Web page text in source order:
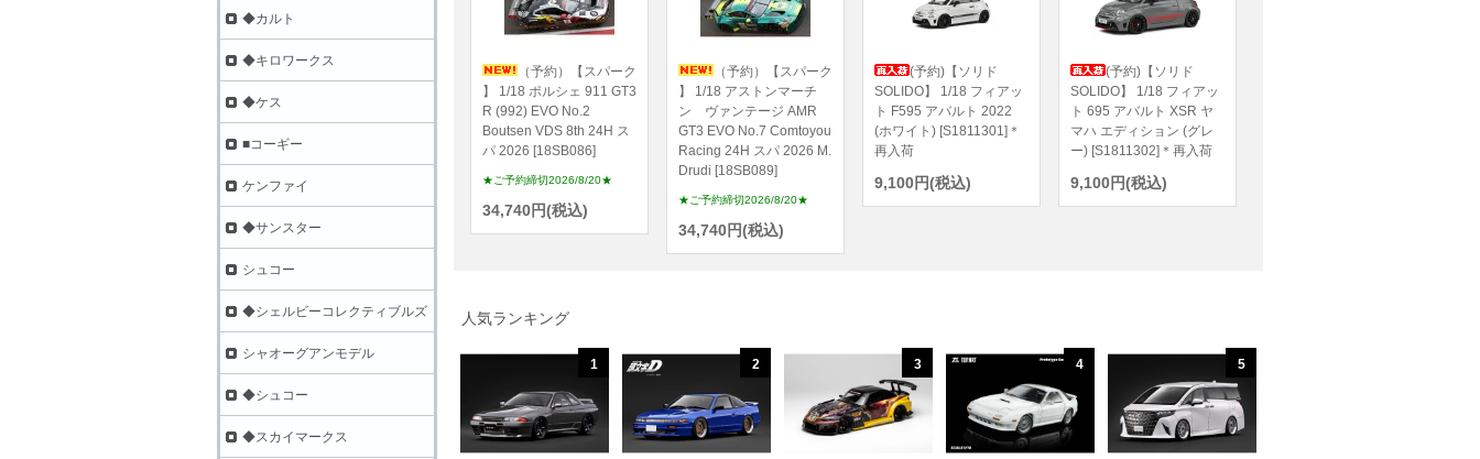
（予約）【スパーク
】 1/18 ポルシェ 911 GT3
R (992) EVO No.2
Boutsen VDS 8th 24H ス
パ 2026 [18SB086]
★ご予約締切2026/8/20★
34,740円(税込)
（予約）【スパーク
】 1/18 アストンマーチ
ン ヴァンテージ AMR
GT3 EVO No.7 Comtoyou
Racing 24H スパ 2026 M.
Drudi [18SB089]
★ご予約締切2026/8/20★
34,740円(税込)
(予約)【ソリド
SOLIDO】 1/18 フィアッ
ト F595 アバルト 2022
(ホワイト) [S1811301]＊
再入荷
9,100円(税込)
(予約)【ソリド
SOLIDO】 1/18 フィアッ
ト 695 アバルト XSR ヤ
マハ エディション (グレ
ー) [S1811302]＊再入荷
9,100円(税込)
人気ランキング
1 2 3 4 5
◆カルト
◆キロワークス
◆ケス
■コーギー
ケンファイ
◆サンスター
シュコー
◆シェルビーコレクティブルズ
シャオーグアンモデル
◆シュコー
◆スカイマークス